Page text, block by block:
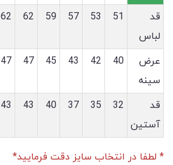
قد
لباس
51
53
57
59
62
62
عرض
سینه
40
42
43
45
47
47
قد
آستین
32
35
37
40
43
43
* لطفا در انتخاب سایز دقت فرمایید*